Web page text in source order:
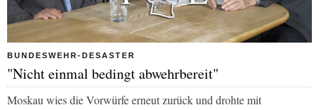
BUNDESWEHR-DESASTER
"Nicht einmal bedingt abwehrbereit"
Moskau wies die Vorwürfe erneut zurück und drohte mit